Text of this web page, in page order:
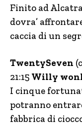
Finito ad
dovra’
caccia di un
TwentySeven
21:15 Willy
I cinque
potranno
fabbrica di